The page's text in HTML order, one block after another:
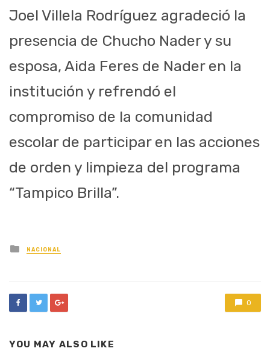
Joel Villela Rodríguez agradeció la
presencia de Chucho Nader y su
esposa, Aida Feres de Nader en la
institución y refrendó el
compromiso de la comunidad
escolar de participar en las acciones
de orden y limpieza del programa
“Tampico Brilla”.
Posted
in
NACIONAL
0
YOU MAY ALSO LIKE